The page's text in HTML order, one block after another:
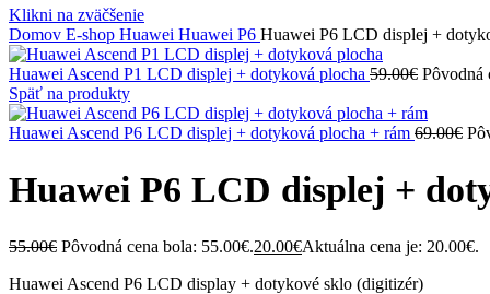
Klikni na zväčšenie
Domov E-shop Huawei Huawei P6 Huawei P6 LCD displej +
Huawei Ascend P1 LCD displej + dotyková plocha 59.00€ Pôvodná
Späť na produkty
Huawei Ascend P6 LCD displej + dotyková plocha + rám 69.00€
Huawei P6 LCD displej +
55.00€ Pôvodná cena bola: 55.00€.20.00€Aktuálna cena je: 20.00€.
Huawei Ascend P6 LCD display + dotykové sklo (digitizér)